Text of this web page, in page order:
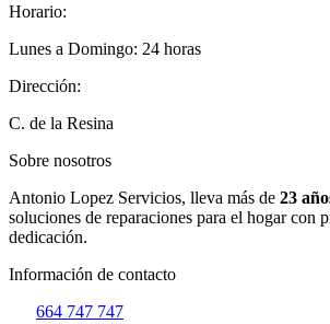
Horario:
Lunes a Domingo: 24 horas
Dirección:
C. de la Resina
Sobre nosotros
Antonio Lopez Servicios, lleva más de 23
soluciones de reparaciones para el hogar con
dedicación.
Información de contacto
664 747 747